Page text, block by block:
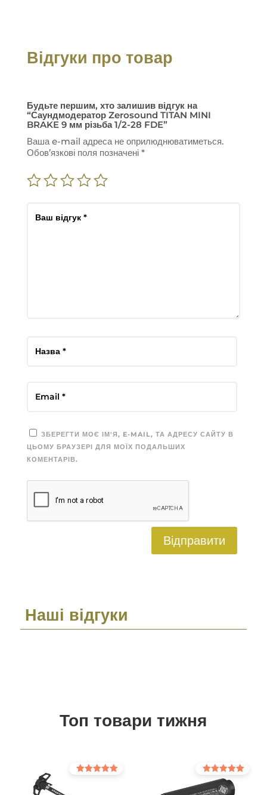
Відгуки про товар
Будьте першим, хто залишив відгук на
“Саундмодератор Zerosound TITAN MINI
BRAKE 9 мм різьба 1/2-28 FDE”
Ваша e-mail адреса не оприлюднюватиметься.
Обов’язкові поля позначені *
ЗБЕРЕГТИ МОЄ ІМ'Я, E-MAIL, ТА АДРЕСУ САЙТУ В
ЦЬОМУ БРАУЗЕРІ ДЛЯ МОЇХ ПОДАЛЬШИХ
КОМЕНТАРІВ.
Відправити
Наші відгуки
Топ товари тижня
Оцінено в
5.00
з 5